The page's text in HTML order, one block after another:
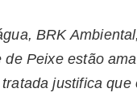
BRK
Peixe estão
justifica